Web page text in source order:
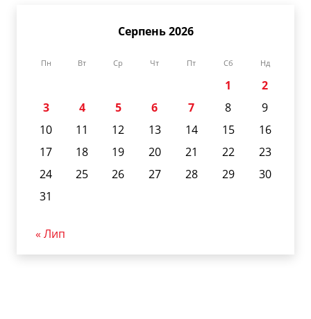
Серпень 2026
Пн Вт Ср Чт Пт Сб Нд
1
2
3
4 5 6 7 8
9
10
11 12 13 14 15
16
17
18 19 20 21 22
23
24
25 26 27 28 29
30
31
« Лип